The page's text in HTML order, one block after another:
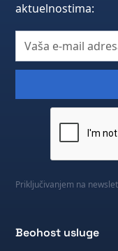
aktuelnostima:
Priključivanjem na
Beohost usluge